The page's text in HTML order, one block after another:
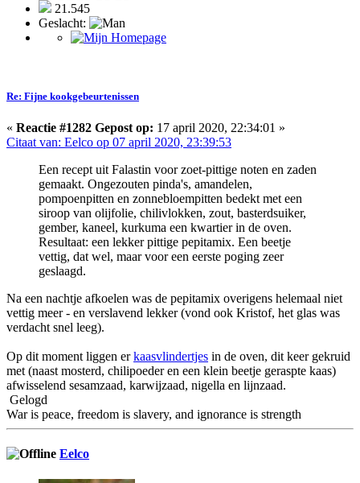
21.545
Geslacht:
Re: Fijne kookgebeurtenissen
« Reactie #1282 Gepost op: 17 april 2020, 22:34:01 »
Citaat van: Eelco op 07 april 2020, 23:39:53
Een recept uit Falastin voor zoet-pittige noten en zaden
gemaakt. Ongezouten pinda's, amandelen,
pompoenpitten en zonnebloempitten bedekt met een
siroop van olijfolie, chilivlokken, zout, basterdsuiker,
gember, kaneel, kurkuma een kwartier in de oven.
Resultaat: een lekker pittige pepitamix. Een beetje
vettig, dat wel, maar voor een eerste poging zeer
geslaagd.
Na een nachtje afkoelen was de pepitamix overigens helemaal niet
vettig meer - en verslavend lekker (vond ook Kristof, het glas was
verdacht snel leeg).
Op dit moment liggen erkaasvlindertjes in de oven, dit keer gekruid
met (naast mosterd, chilipoeder en een klein beetje geraspte kaas)
afwisselend sesamzaad, karwijzaad, nigella en lijnzaad.
Gelogd
War is peace, freedom is slavery, and ignorance is strength
Eelco